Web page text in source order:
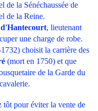
de la Sénéchaussée de
de la Reine.
, lieutenant
une charge de robe.
choisit la carrière des
(mort en 1750) et que
de la Garde du
pour éviter la vente de